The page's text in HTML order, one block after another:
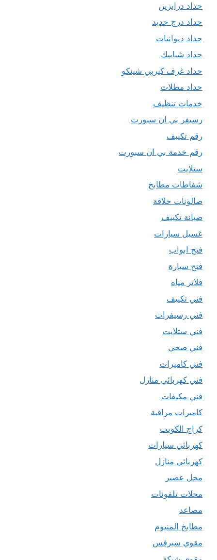
حداد درابزين
حداد درج حديد
حداد ديوانيات
حداد شبابيك
حداد غرف كيربي شينكو
حداد مظلات
خدمات تنظيف
رسيفر بي ان سبورت
رقم تكييف
رقم خدمة بي ان سبورت
ستلايت
شفاطات مطابخ
صالونات حلاقة
صيانة تكييف
غسيل سيارات
فتح ابواب
فتح سيارة
فلاتر مياه
فني تكييف
فني رسيفرات
فني ستلايت
فني صحي
فني كاميرات
فني كهربائي منازل
فني مكيفات
كاميرات مراقبة
كراج الكويت
كهربائي سيارات
كهربائي منازل
محل عصير
محلات تلفونات
مصاعد
مطابخ المنيوم
مقوي سيرفس